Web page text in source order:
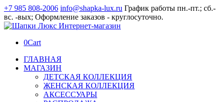
+7 985 808-2006 info@shapka-lux.ru График работы пн.-пт.; сб.-
вс. -вых; Оформление заказов - круглосуточно.
0Cart
ГЛАВНАЯ
МАГАЗИН
ДЕТСКАЯ КОЛЛЕКЦИЯ
ЖЕНСКАЯ КОЛЛЕКЦИЯ
АКСЕССУАРЫ